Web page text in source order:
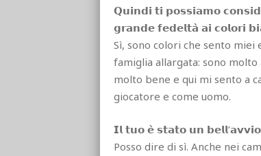
𝗤𝘂𝗶𝗻𝗱𝗶 𝘁𝗶 𝗽𝗼𝘀𝘀𝗶𝗮𝗺𝗼
𝗴𝗿𝗮𝗻𝗱𝗲 𝗳𝗲𝗱𝗲𝗹𝘁𝗮̀ 𝗮𝗶 𝗰𝗼𝗹𝗼𝗿𝗶
Sì, sono colori che sento miei
famiglia allargata: sono
molto bene e qui mi sento a
giocatore e come uomo.
𝗜𝗹 𝘁𝘂𝗼 𝗲̀ 𝘀𝘁𝗮𝘁𝗼 𝘂𝗻
Posso dire di sì. Anche nei